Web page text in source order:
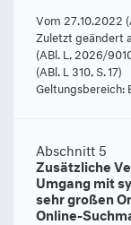
Vom 27.10.2022
Zuletzt geändert
(ABl. L, 2026/
(ABl. L 310, S. 17)
Geltungsbereich:
Art. 30
Art. 31
Art. 32 Recht
Abschnitt 5
Zusätzliche
Umgang mit
sehr großen
Online-